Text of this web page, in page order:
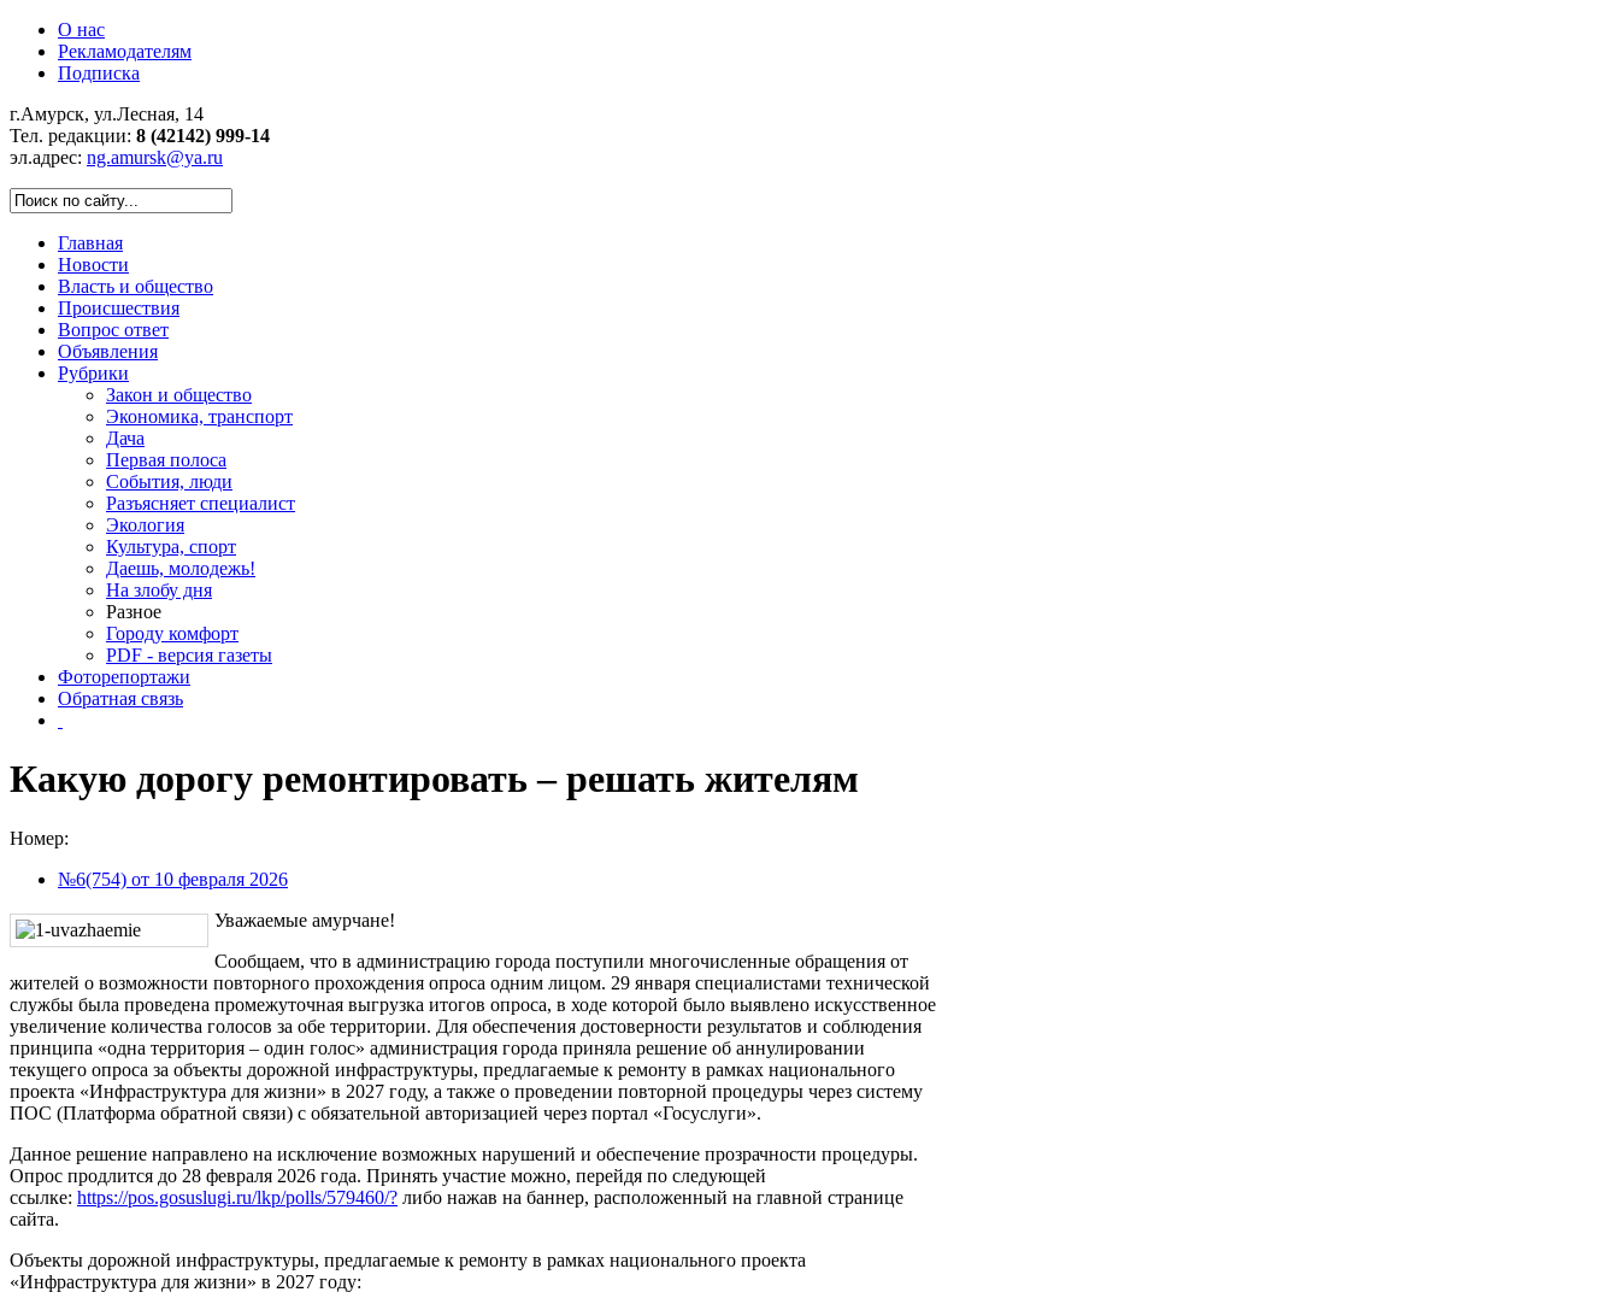
О нас
Рекламодателям
Подписка
г.Амурск, ул.Лесная, 14
Тел. редакции: 8 (42142) 999-14
эл.адрес: ng.amursk@ya.ru
Главная
Новости
Власть и общество
Происшествия
Вопрос ответ
Объявления
Рубрики
Закон и общество
Экономика, транспорт
Дача
Первая полоса
События, люди
Разъясняет специалист
Экология
Культура, спорт
Даешь, молодежь!
На злобу дня
Разное
Городу комфорт
PDF - версия газеты
Фоторепортажи
Обратная связь
Какую дорогу ремонтировать – решать жителям
Номер:
№6(754) от 10 февраля 2026
Уважаемые амурчане!
Сообщаем, что в администрацию города поступили многочисленные обращения от
жителей о возможности повторного прохождения опроса одним лицом. 29 января специалистами технической
службы была проведена промежуточная выгрузка итогов опроса, в ходе которой было выявлено искусственное
увеличение количества голосов за обе территории. Для обеспечения достоверности результатов и соблюдения
принципа «одна территория – один голос» администрация города приняла решение об аннулировании
текущего опроса за объекты дорожной инфраструктуры, предлагаемые к ремонту в рамках национального
проекта «Инфраструктура для жизни» в 2027 году, а также о проведении повторной процедуры через систему
ПОС (Платформа обратной связи) с обязательной авторизацией через портал «Госуслуги».
Данное решение направлено на исключение возможных нарушений и обеспечение прозрачности процедуры.
Опрос продлится до 28 февраля 2026 года. Принять участие можно, перейдя по следующей
ссылке: https://pos.gosuslugi.ru/lkp/polls/579460/? либо нажав на баннер, расположенный на главной странице
сайта.
Объекты дорожной инфраструктуры, предлагаемые к ремонту в рамках национального проекта
«Инфраструктура для жизни» в 2027 году: